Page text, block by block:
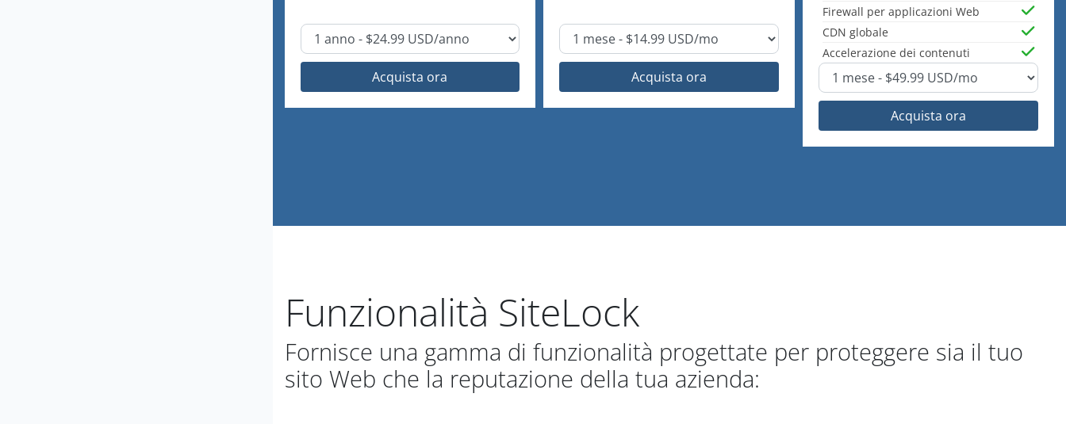
Acquista ora Acquista ora
Firewall per applicazioni Web
CDN globale
Accelerazione dei contenuti
Acquista ora
Funzionalità SiteLock
Fornisce una gamma di funzionalità progettate per proteggere sia il tuo
sito Web che la reputazione della tua azienda: